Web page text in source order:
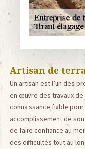
Artisan de
Un artisan est l’un des
en œuvre des travaux
connaissance fiable
accomplissement de
de faire confiance au
des difficultés tout au